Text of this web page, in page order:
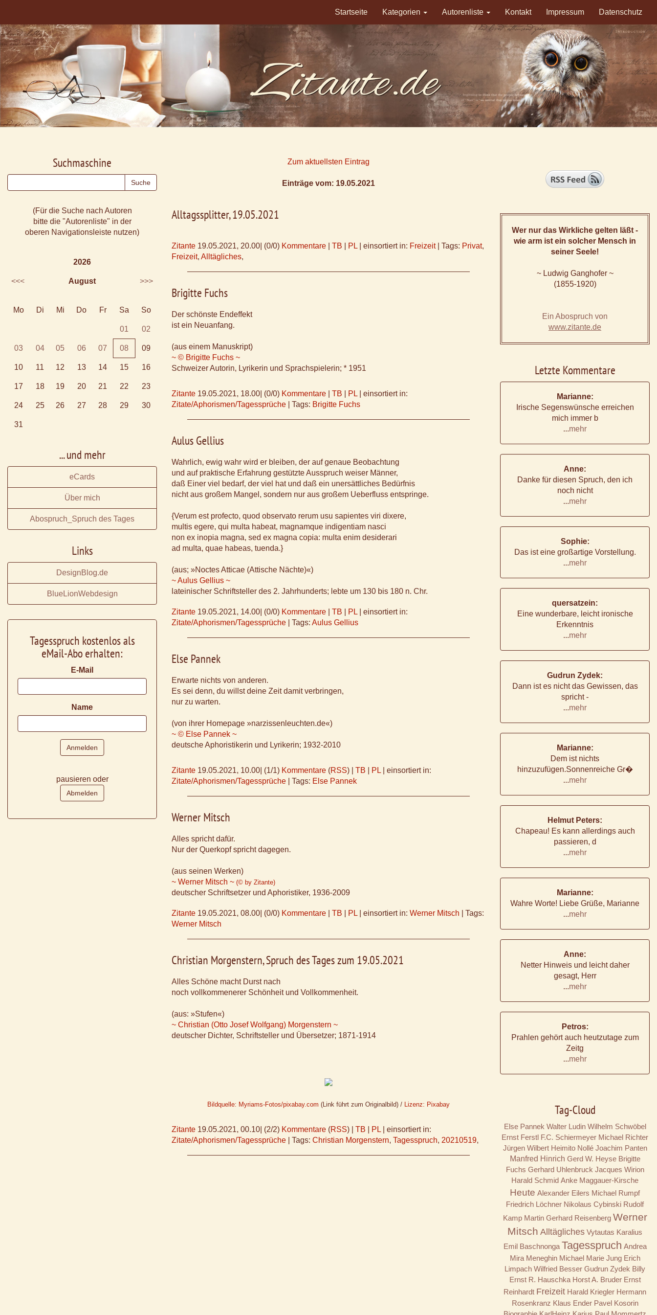
Startseite Kategorien Autorenliste Kontakt Impressum Datenschutz
Zum aktuellsten Eintrag
Einträge vom: 19.05.2021
Alltagssplitter, 19.05.2021
Zitante 19.05.2021, 20.00 (0/0) Kommentare TB PL einsortiert in: Freizeit| Tags: Privat,
Freizeit, Alltägliches,
Brigitte Fuchs
Der schönste Endeffekt
ist ein Neuanfang.
(aus einem Manuskript)
~ © Brigitte Fuchs ~
Schweizer Autorin, Lyrikerin und Sprachspielerin; * 1951
Zitante 19.05.2021, 18.00 (0/0) Kommentare TB PL
einsortiert in:
Zitate/Aphorismen/Tagessprüche
Tags: Brigitte Fuchs
Aulus Gellius
Wahrlich, ewig wahr wird er bleiben, der auf genaue Beobachtung
und auf praktische Erfahrung gestützte Ausspruch weiser Männer,
daß Einer viel bedarf, der viel hat und daß ein unersättliches Bedürfnis
nicht aus großem Mangel, sondern nur aus großem Ueberfluss entspringe.
{Verum est profecto, quod observato rerum usu sapientes viri dixere,
multis egere, qui multa habeat, magnamque indigentiam nasci
non ex inopia magna, sed ex magna copia: multa enim desiderari
ad multa, quae habeas, tuenda.}
(aus; »Noctes Atticae (Attische Nächte)«)
~ Aulus Gellius ~
lateinischer Schriftsteller des 2. Jahrhunderts; lebte um 130 bis 180 n. Chr.
Zitante 19.05.2021, 14.00 (0/0) Kommentare TB PL
einsortiert in:
Zitate/Aphorismen/Tagessprüche
Tags: Aulus Gellius
Else Pannek
Erwarte nichts von anderen.
Es sei denn, du willst deine Zeit damit verbringen,
nur zu warten.
(von ihrer Homepage »narzissenleuchten.de«)
~ © Else Pannek ~
deutsche Aphoristikerin und Lyrikerin; 1932-2010
Zitante 19.05.2021, 10.00 (1/1) Kommentare (RSS) | TB PL
einsortiert in:
Zitate/Aphorismen/Tagessprüche
Tags: Else Pannek
Werner Mitsch
Alles spricht dafür.
Nur der Querkopf spricht dagegen.
(aus seinen Werken)
~ Werner Mitsch ~ (© by Zitante)
deutscher Schriftsetzer und Aphoristiker, 1936-2009
Zitante 19.05.2021, 08.00 (0/0) Kommentare TB PL einsortiert in: Werner Mitsch
Tags:
Werner Mitsch
Christian Morgenstern, Spruch des Tages zum 19.05.2021
Alles Schöne macht Durst nach
noch vollkommenerer Schönheit und Vollkommenheit.
(aus: »Stufen«)
~ Christian (Otto Josef Wolfgang) Morgenstern ~
deutscher Dichter, Schriftsteller und Übersetzer; 1871-1914
Bildquelle: Myriams-Fotos/pixabay.com (Link führt zum Originalbild) / Lizenz: Pixabay
Zitante 19.05.2021, 00.10 (2/2) Kommentare (RSS) | TB PL
einsortiert in:
Zitate/Aphorismen/Tagessprüche
Tags: Christian Morgenstern, Tagesspruch, 20210519,
Suchmaschine
(Für die Suche nach Autoren
bitte die "Autorenliste" in der
oberen Navigationsleiste nutzen)
2026
<<< August >>>
Mo Di Mi Do Fr Sa So
01 02
03 04 05 06 07 08 09
10 11 12 13 14 15 16
17 18 19 20 21 22 23
24 25 26 27 28 29 30
31
... und mehr
eCards
Über mich
Abospruch_Spruch des Tages
Links
DesignBlog.de
BlueLionWebdesign
Tagesspruch kostenlos als
eMail-Abo erhalten:
E-Mail
Name
pausieren oder
Wer nur das Wirkliche gelten läßt -
wie arm ist ein solcher Mensch in
seiner Seele!
~ Ludwig Ganghofer ~
(1855-1920)
Ein Abospruch von
www.zitante.de
Letzte Kommentare
Marianne:
Irische Segenswünsche erreichen
mich immer b
...mehr
Anne:
Danke für diesen Spruch, den ich
noch nicht
...mehr
Sophie:
Das ist eine großartige Vorstellung.
...mehr
quersatzein:
Eine wunderbare, leicht ironische
Erkenntnis
...mehr
Gudrun Zydek:
Dann ist es nicht das Gewissen, das
spricht -
...mehr
Marianne:
Dem ist nichts
hinzuzufügen.Sonnenreiche Gr�
...mehr
Helmut Peters:
Chapeau! Es kann allerdings auch
passieren, d
...mehr
Marianne:
Wahre Worte! Liebe Grüße, Marianne
...mehr
Anne:
Netter Hinweis und leicht daher
gesagt, Herr
...mehr
Petros:
Prahlen gehört auch heutzutage zum
Zeitg
...mehr
Tag-Cloud
Else Pannek Walter Ludin Wilhelm Schwöbel
Ernst Ferstl F.C. Schiermeyer Michael Richter
Jürgen Wilbert Heimito Nollé Joachim Panten
Manfred Hinrich Gerd W. Heyse Brigitte
Fuchs Gerhard Uhlenbruck Jacques Wirion
Harald Schmid Anke Maggauer-Kirsche
Heute Alexander Eilers Michael Rumpf
Friedrich Löchner Nikolaus Cybinski Rudolf
Kamp Martin Gerhard Reisenberg Werner
Mitsch Alltägliches Vytautas Karalius
Emil Baschnonga Tagesspruch Andrea
Mira Meneghin Michael Marie Jung Erich
Limpach Wilfried Besser Gudrun Zydek Billy
Ernst R. Hauschka Horst A. Bruder Ernst
Reinhardt Freizeit Harald Kriegler Hermann
Rosenkranz Klaus Ender Pavel Kosorin